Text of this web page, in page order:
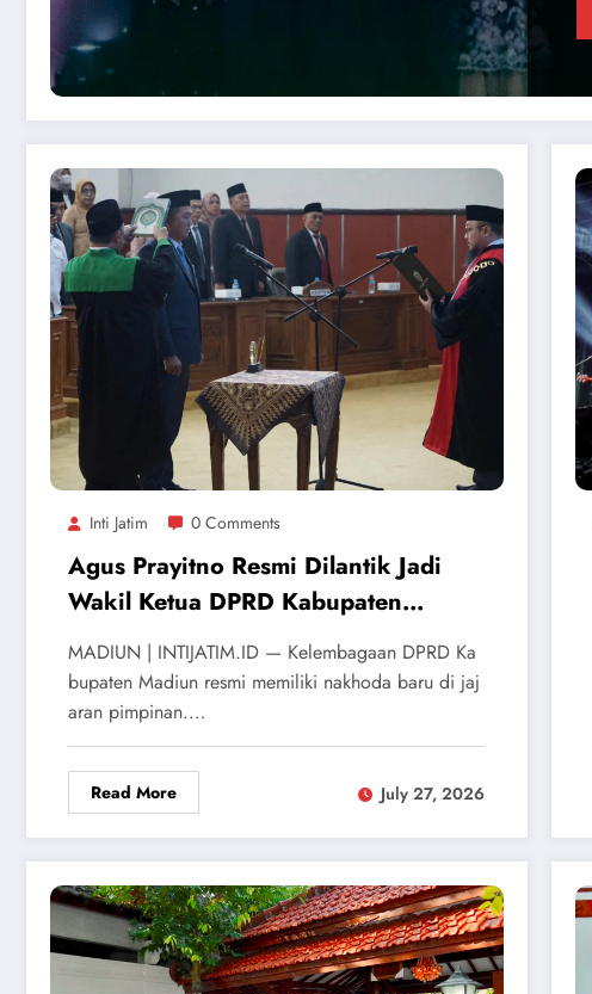
Inti Jatim 0 Comments
Agus Prayitno Resmi Dilantik Jadi
Wakil Ketua DPRD Kabupaten
Madiun Gantikan Ali Masngudi
‎MADIUN | INTIJATIM.ID — Kelembagaan DPRD Ka
bupaten Madiun resmi memiliki nakhoda baru di jaj
aran pimpinan.…
Read More July 27, 2026